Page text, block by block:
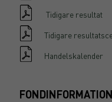
Tidigare resultat
Tidigare
Handelskalender
FONDINFORMATION